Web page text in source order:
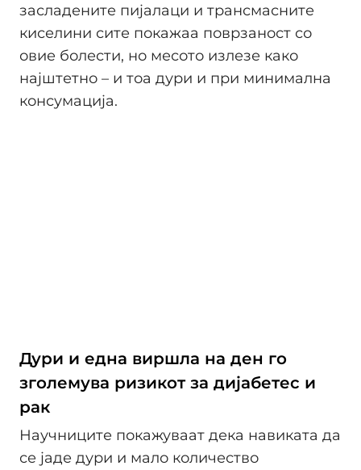
засладените пијалаци и трансмасните
киселини сите покажаа поврзаност со
овие болести, но месото излезе како
најштетно – и тоа дури и при минимална
консумација.
Дури и една виршла на ден го
зголемува ризикот за дијабетес и
рак
Научниците покажуваат дека навиката да
се јаде дури и мало количество